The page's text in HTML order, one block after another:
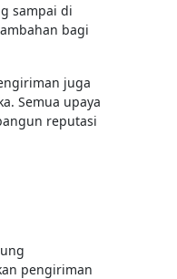
sampai di
bagi
juga
Semua upaya
reputasi
pengiriman